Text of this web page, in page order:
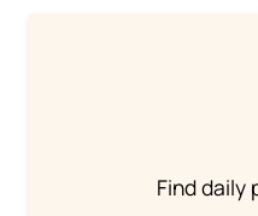
Find daily